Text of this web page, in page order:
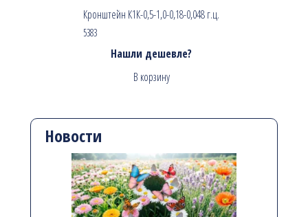
Кронштейн К1К-0,5-1,0-0,18-0,048 г.ц.
5383
Нашли дешевле?
В корзину
Новости